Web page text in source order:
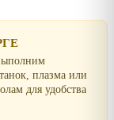
плазма или
для удобства